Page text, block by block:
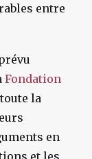
entre
Fondation
la
en
et les